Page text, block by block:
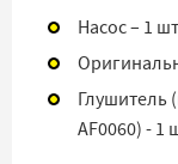
Насос – 1
Глушитель
AF0060) - 1